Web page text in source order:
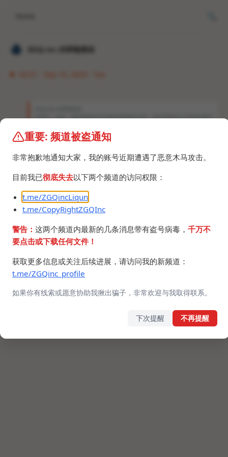
𝐙𝐆𝐐 ɪɴᴄ.的唠嗑频道
20美元，哈哈，果然苹果的生态都是用钱堆出来的，而且苹果自己不训练AI靠O
在乎这点小钱，对吧。 不如我们的Galaxy AI。 Only Apple can do.
iPhone1Б搞了个相机按钮，乐了。
门按钮。
它就是我的第一台安卓手机索尼爱立信Xperia X10。
https://www.mobilephonemuseum.com/phone-d
重要: 频道被盗通知
非常抱歉地通知大家，我的账号近期遭遇了恶意木马攻击。
目前我已彻底失去以下两个频道的访问权限：
t.me/ZGQincLiqun
t.me/CopyRightZGQInc
警告： 这两个频道内最新的几条消息带有盗号病毒， 千万不
要点击或下载任何文件！
获取更多信息或关注后续进展，请访问我的新频道：
t.me/ZGQinc_profile
如果你有线索或愿意协助我揪出骗子，非常欢迎与我取得联系。
下次提醒 不再提醒